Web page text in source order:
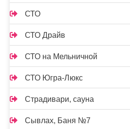
СТО
СТО Драйв
СТО на Мельничной
СТО Югра-Люкс
Страдивари, сауна
Сывлах, Баня №7